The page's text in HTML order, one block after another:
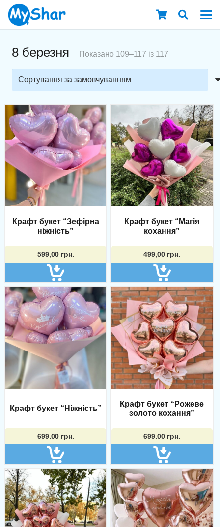
8 березня Показано 109–117 із 117
Крафт букет “Зефірна
ніжність”
599,00 грн.
Крафт букет “Магія
кохання”
499,00 грн.
Крафт букет “Ніжність”
699,00 грн.
Крафт букет “Рожеве
золото кохання”
699,00 грн.